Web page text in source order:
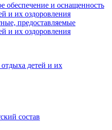
обеспечение и оснащенность
и их оздоровления
предоставляемые
и их оздоровления
детей и их
состав